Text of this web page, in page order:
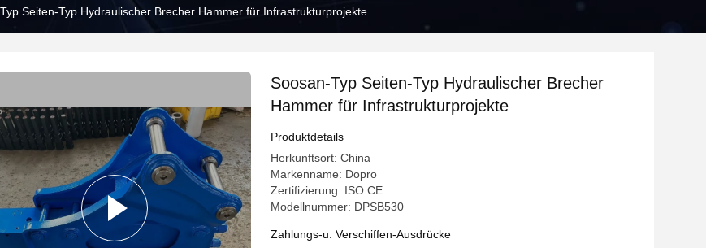
Seiten-Typ Hydraulischer Brecher Hammer für Infrastrukturprojekte
Soosan-Typ Seiten-Typ Hydraulischer Brecher
Hammer für Infrastrukturprojekte
Produktdetails
Herkunftsort: China
Markenname: Dopro
Zertifizierung: ISO CE
Modellnummer: DPSB530
Zahlungs-u. Verschiffen-Ausdrücke